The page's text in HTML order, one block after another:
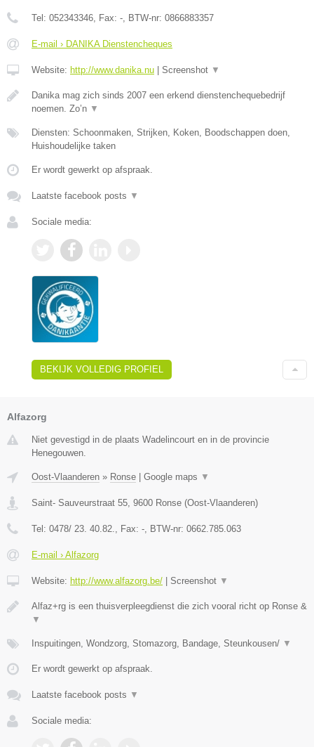
Tel: 052343346 , Fax: - , BTW-nr: 0866883357
E-mail › DANIKA Dienstencheques
Website: http://www.danika.nu | Screenshot ▼
Danika mag zich sinds 2007 een erkend dienstenchequebedrijf
noemen. Zo’n ▼
Diensten: Schoonmaken, Strijken, Koken, Boodschappen doen,
Huishoudelijke taken
Er wordt gewerkt op afspraak.
Laatste facebook posts ▼
Sociale media:
BEKIJK VOLLEDIG PROFIEL
Alfazorg
Niet gevestigd in de plaats Wadelincourt en in de provincie
Henegouwen.
Oost-Vlaanderen » Ronse | Google maps ▼
Saint- Sauveurstraat 55 9600 Ronse (Oost-Vlaanderen)
Tel: 0478/ 23. 40.82. , Fax: - , BTW-nr: 0662.785.063
E-mail › Alfazorg
Website: http://www.alfazorg.be/ | Screenshot ▼
Alfaz+rg is een thuisverpleegdienst die zich vooral richt op Ronse &
▼
Inspuitingen, Wondzorg, Stomazorg, Bandage, Steunkousen/ ▼
Er wordt gewerkt op afspraak.
Laatste facebook posts ▼
Sociale media: